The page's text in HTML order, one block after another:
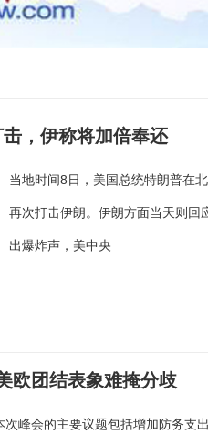
，伊称将加倍奉还
当地时间8日，美国总统特朗普在
再次打击伊朗。伊朗方面当天则回
出爆炸声，美中央
欧团结表象难掩分歧
峰会的主要议题包括增加防务支